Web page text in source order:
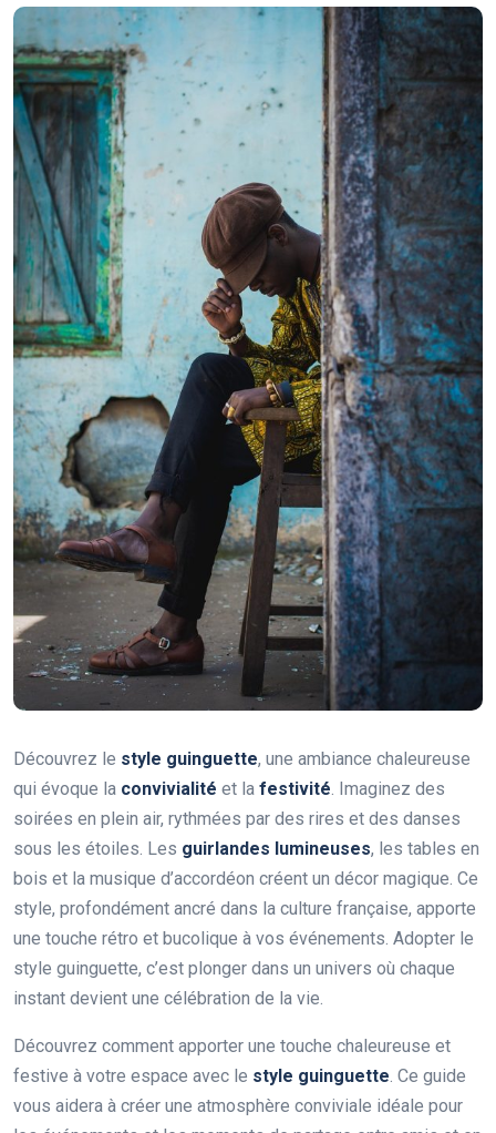
Découvrez le style guinguette, une ambiance chaleureuse
qui évoque la convivialité et la festivité. Imaginez des
soirées en plein air, rythmées par des rires et des danses
sous les étoiles. Les guirlandes lumineuses, les tables en
bois et la musique d’accordéon créent un décor magique. Ce
style, profondément ancré dans la culture française, apporte
une touche rétro et bucolique à vos événements. Adopter le
style guinguette, c’est plonger dans un univers où chaque
instant devient une célébration de la vie.
Découvrez comment apporter une touche chaleureuse et
festive à votre espace avec le style guinguette. Ce guide
vous aidera à créer une atmosphère conviviale idéale pour